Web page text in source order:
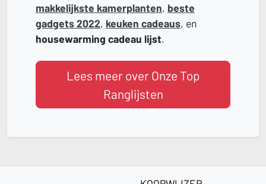
makkelijkste kamerplanten, beste
gadgets 2022, keuken cadeaus, en
housewarming cadeau lijst.
Lees meer over Onze Top
Ranglijsten